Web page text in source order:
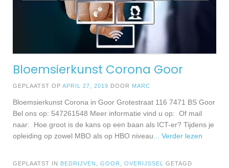
Bloemsierkunst Corona Goor
GEPLAATST OP APRIL 27, 2019 DOOR MARC
Bloemsierkunst Corona in Goor Grotestraat 116 7471 BS Goor
Bel ons op: 547261548 Meer informatie vind u op: Of mail
naar: Hoe groot is de kans op een baan als ICT-er? Tijdens je
opleiding op zowel MBO als op HBO niveau ... Verder lezen
GEPLAATST IN BEDRIJVEN GOOR OVERIJSSEL
GETAGD